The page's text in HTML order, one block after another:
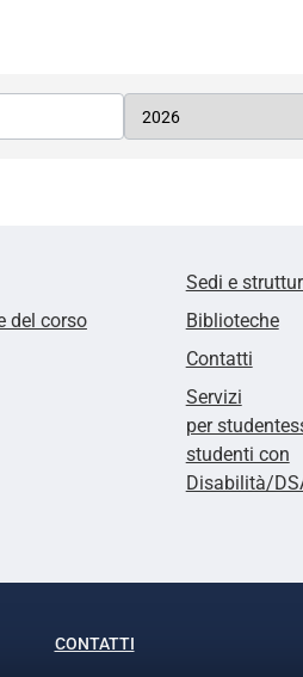
del corso
Sedi e
Biblioteche
Contatti
Servizi
per
studenti con
Disabilità/
CONTATTI